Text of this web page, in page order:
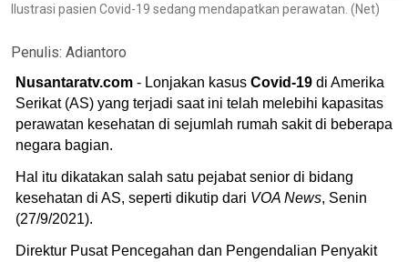
Ilustrasi pasien Covid-19 sedang mendapatkan perawatan. (Net)
Penulis: Adiantoro
Nusantaratv.com - Lonjakan kasus Covid-19 di Amerika
Serikat (AS) yang terjadi saat ini telah melebihi kapasitas
perawatan kesehatan di sejumlah rumah sakit di beberapa
negara bagian.
Hal itu dikatakan salah satu pejabat senior di bidang
kesehatan di AS, seperti dikutip dari VOA News, Senin
(27/9/2021).
Direktur Pusat Pencegahan dan Pengendalian Penyakit